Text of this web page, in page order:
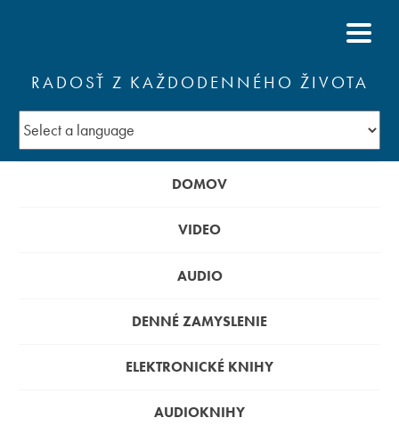
RADOSŤ Z KAŽDODENNÉHO ŽIVOTA
DOMOV
VIDEO
AUDIO
DENNÉ ZAMYSLENIE
ELEKTRONICKÉ KNIHY
AUDIOKNIHY